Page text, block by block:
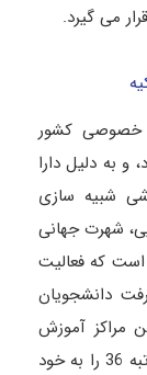
می‌ گیرد.
خصوصی کشور
دارد، و به دلیل دارا
شبیه سازی
شهرت جهانی
است که فعالیت
دانشجویان
مراکز آموزش
پزشکی در دنیا است که درعلوم پزشکی ترکیه رتبه 36 را به خود